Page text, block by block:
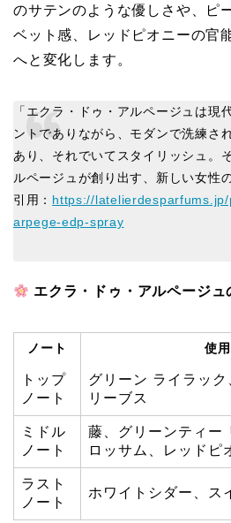
のサテンのような優しさや、ピ
ベット感、レッドピオニーの官
へと変化します。
「エクラ・ドゥ・アルページュは現
ントでありながら、モダンで洗練さ
あり、それでいてスタイリッシュ。
ルページュが創り出す、新しい女性
引用： https://
arpege-edp-spray
エクラ・ドゥ・アルページュ
ノート 使
トップ
ノート
グリーン ライラッ
リーブス
ミドル
ノート
藤、グリーンティー
ロッサム、レッドピ
ラスト
ノート
ホワイトシダー、ス